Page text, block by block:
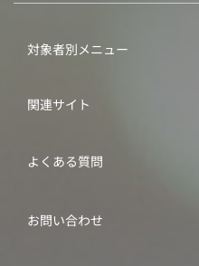
対象者別メニュー
関連サイト
よくある質問
お問い合わせ